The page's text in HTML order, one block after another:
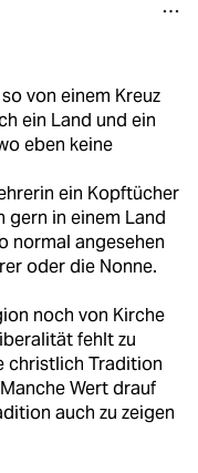
von einem Kreuz
ein Land und ein
eben keine
ein Kopftücher
gern in einem Land
normal angesehen
oder die Nonne.
noch von Kirche
fehlt zu
christlich Tradition
Wert drauf
auch zu zeigen